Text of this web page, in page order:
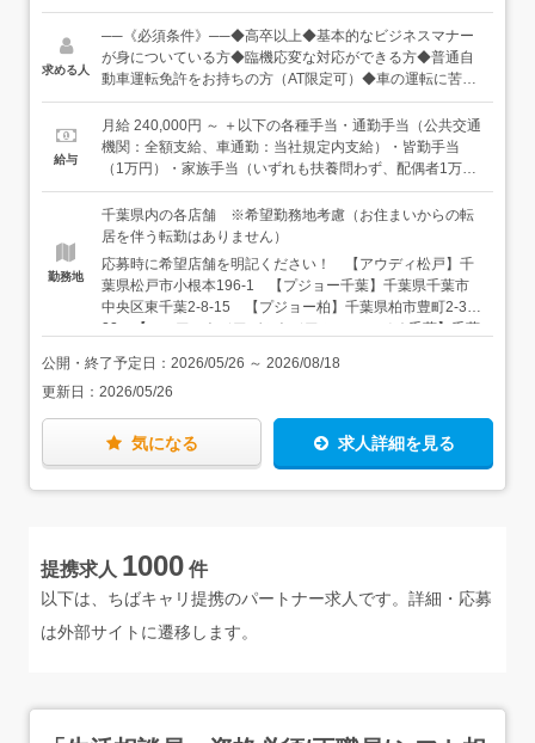
容】・お客様のお出迎え、駐車場誘導・接客業務・損害保
険の取り扱い（入社後資格取得）・電話対応・店舗経理、
書類作成・店舗清掃・SNS投稿（顔出しはありません）・
季節ごとの店内装飾やイベント企画など
求める人
──《必須条件》──◆高卒以上◆基本的なビジネスマナー
が身についている方◆臨機応変な対応ができる方◆普通自
動車運転免許をお持ちの方（AT限定可）◆車の運転に苦手
意識のない方（国産車が運転できれば大丈夫です）◆パソ
コンスキルをお持ちの方（SUM、AVERAGEなど基本関
数）※語学力は不問です＼こんな方が活躍中／幼稚園教
諭、歯科受付、ディズニーキャスト、カフェスタッフ経験
給与
月給 240,000円 ～ ＋以下の各種手当・通勤手当（公共交通
機関：全額支給、車通勤：当社規定内支給）・皆勤手当
（1万円）・家族手当（いずれも扶養問わず、配偶者1万
円、子5千円※3人まで）・残業手当（1分単位）など◆想
定年収：310万円～600万円（上記基本給＋各種手当＋賞与
年2回）◆年収例入社1年目：310万円（諸手当、インセン
ティブ、賞与込み）入社4年目：410万円（諸手当、インセ
ンティブ、賞与込み）入社10年以上：500万円（諸手当、
インセンティブ、賞与込み）
勤務地
千葉県内の各店舗 ※希望勤務地考慮（お住まいからの転
居を伴う転勤はありません）
応募時に希望店舗を明記ください！ 【アウディ松戸】千
葉県松戸市小根本196-1 【プジョー千葉】千葉県千葉市
中央区東千葉2-8-15 【プジョー柏】千葉県柏市豊町2-3-
22 【フィアット／アバルト／アルファ ロメオ千葉】千葉
アルファ ロメオ／ジープ成田】千葉県成田市赤坂1-1-4
【ジープ柏】千葉県流山市向小金1-274-8 【ジープ千
葉】千葉県千葉市稲毛区園生町387-13 【ファミリー木更
津】千葉県木更津市太田2-13-15 【ファミリー千葉北】
千葉県千葉市稲毛区小深町111-1 【ポルシェセンター柏
公開・終了予定日： 2026/05/26 ～ 2026/08/18
更新日： 2026/05/26
気になる 求人詳細を見る
提携求人 1000 件
以下は、ちばキャリ提携のパートナー求人です。詳細・応募
は外部サイトに遷移します。